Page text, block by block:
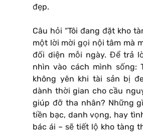
đẹp.
Câu hỏi “Tôi đang đặt kho
một lời mời gọi nội tâm mà
đối diện mỗi ngày. Để trả
nhìn vào cách mình sống:
không yên khi tài sản bị
dành thời gian cho cầu
giúp đỡ tha nhân? Những
tiền bạc, danh vọng, hay
bác ái – sẽ tiết lộ kho tàng